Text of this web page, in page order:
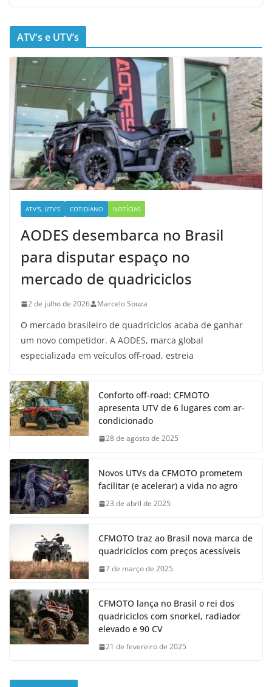
ATV’s e UTV’s
ATV'S, UTV'S COTIDIANO NOTÍCIAS
AODES desembarca no Brasil
para disputar espaço no
mercado de quadriciclos
2 de julho de 2026 Marcelo Souza
O mercado brasileiro de quadriciclos acaba de ganhar
um novo competidor. A AODES, marca global
especializada em veículos off-road, estreia
Conforto off-road: CFMOTO
apresenta UTV de 6 lugares com ar-
condicionado
28 de agosto de 2025
Novos UTVs da CFMOTO prometem
facilitar (e acelerar) a vida no agro
23 de abril de 2025
CFMOTO traz ao Brasil nova marca de
quadriciclos com preços acessíveis
7 de março de 2025
CFMOTO lança no Brasil o rei dos
quadriciclos com snorkel, radiador
elevado e 90 CV
21 de fevereiro de 2025